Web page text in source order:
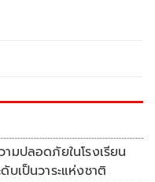
มปลอดภัยในโรงเรียน
บเป็นวาระแห่งชาติ